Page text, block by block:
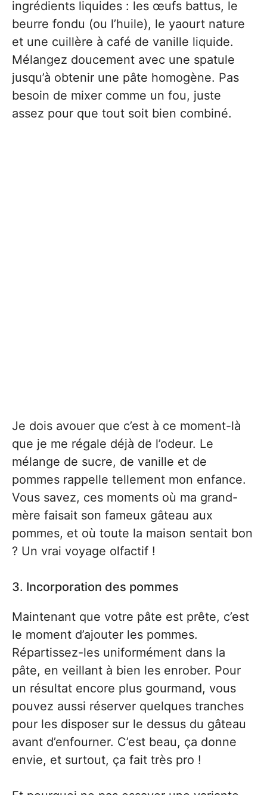
ingrédients liquides : les œufs battus, le
beurre fondu (ou l’huile), le yaourt nature
et une cuillère à café de vanille liquide.
Mélangez doucement avec une spatule
jusqu’à obtenir une pâte homogène. Pas
besoin de mixer comme un fou, juste
assez pour que tout soit bien combiné.
Je dois avouer que c’est à ce moment-là
que je me régale déjà de l’odeur. Le
mélange de sucre, de vanille et de
pommes rappelle tellement mon enfance.
Vous savez, ces moments où ma grand-
mère faisait son fameux gâteau aux
pommes, et où toute la maison sentait bon
? Un vrai voyage olfactif !
3. Incorporation des pommes
Maintenant que votre pâte est prête, c’est
le moment d’ajouter les pommes.
Répartissez-les uniformément dans la
pâte, en veillant à bien les enrober. Pour
un résultat encore plus gourmand, vous
pouvez aussi réserver quelques tranches
pour les disposer sur le dessus du gâteau
avant d’enfourner. C’est beau, ça donne
envie, et surtout, ça fait très pro !